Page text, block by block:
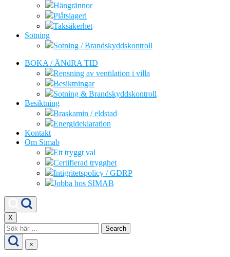
Hängrännor
Plåtslageri
Taksäkerhet
Sotning
Sotning / Brandskyddskontroll
BOKA / ÄNdRA TID
Rensning av ventilation i villa
Besiktningar
Sotning & Brandskyddskontroll
Besiktning
Braskamin / eldstad
Energideklaration
Kontakt
Om Simab
Ett tryggt val
Certifierad trygghet
Intigritetspolicy / GDRP
Jobba hos SIMAB
X
Search
for:
×